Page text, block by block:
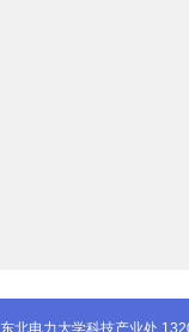
东北电力大学科技产业处